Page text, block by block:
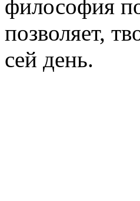
философия
позволяет,
сей день.